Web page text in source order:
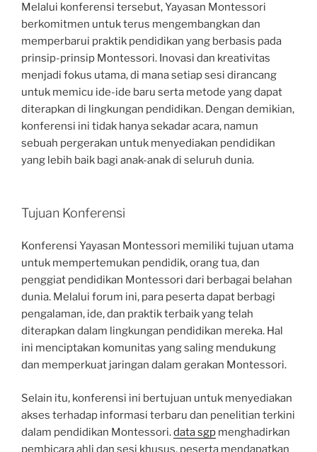
Melalui konferensi tersebut, Yayasan Montessori
berkomitmen untuk terus mengembangkan dan
memperbarui praktik pendidikan yang berbasis pada
prinsip-prinsip Montessori. Inovasi dan kreativitas
menjadi fokus utama, di mana setiap sesi dirancang
untuk memicu ide-ide baru serta metode yang dapat
diterapkan di lingkungan pendidikan. Dengan demikian,
konferensi ini tidak hanya sekadar acara, namun
sebuah pergerakan untuk menyediakan pendidikan
yang lebih baik bagi anak-anak di seluruh dunia.
Tujuan Konferensi
Konferensi Yayasan Montessori memiliki tujuan utama
untuk mempertemukan pendidik, orang tua, dan
penggiat pendidikan Montessori dari berbagai belahan
dunia. Melalui forum ini, para peserta dapat berbagi
pengalaman, ide, dan praktik terbaik yang telah
diterapkan dalam lingkungan pendidikan mereka. Hal
ini menciptakan komunitas yang saling mendukung
dan memperkuat jaringan dalam gerakan Montessori.
Selain itu, konferensi ini bertujuan untuk menyediakan
akses terhadap informasi terbaru dan penelitian terkini
dalam pendidikan Montessori.data sgp menghadirkan
pembicara ahli dan sesi khusus, peserta mendapatkan